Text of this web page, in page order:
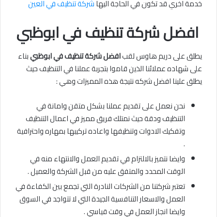
خدمة اخري قد تكون في الحاجة اليهاشركة تنظيف في العين
افضل شركة تنظيف في ابوظبي
يطلق على دريم هاوس لقبافضل شركة تنظيف في ابوظبيبناء
على شهاده عملائنا الذين قاموا بتجربة عملنا في التنظيف حيث
يطلق علينا افضل شركه نتيجة هذه المميزات وهي :
نحن نعمل على تقديم عملنا بشكل متقن وامانة في
التنظيف ودقة حيث نمتلك فريق مميز في اعمال التنظيف
وتفكيك الادوات وتنظيفها واعاده تركيبها بمهاره واحترافية
.
وايضا نتميز بالالتزام في تقديم العمل والانتهاء منه في
الوقت المحدد والمتفق عليه من قبل الشركة والعميل .
تعتبر شركتنا من الشركات النادرة التي تجمع بين الكفاءة في
العمل والاسعار التنافسية الجيدة التي لا تتواجد في السوق
وايضا انجاز العمل في وقت قياسي .